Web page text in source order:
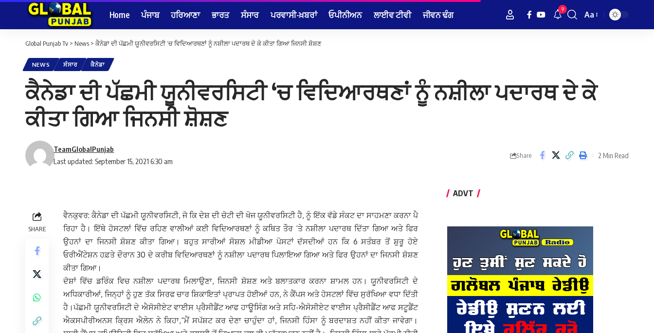
Home ਪੰਜਾਬ ਹਰਿਆਣਾ ਭਾਰਤ ਸੰਸਾਰ ਪਰਵਾਸੀ-ਖ਼ਬਰਾਂ ਓਪੀਨੀਅਨ ਲਾਈਵ ਟੀਵੀ ਜੀਵਨ ਢੰਗ 9
Font
Aa
Global Punjab Tv > News > ਕੈਨੇਡਾ ਦੀ ਪੱਛਮੀ ਯੂਨੀਵਰਸਿਟੀ ‘ਚ ਵਿਦਿਆਰਥਣਾਂ ਨੂੰ ਨਸ਼ੀਲਾ ਪਦਾਰਥ ਦੇ ਕੇ ਕੀਤਾ ਗਿਆ ਜਿਨਸੀ ਸ਼ੋਸ਼ਣ
NEWS ਸੰਸਾਰ ਕੈਨੇਡਾ
ਕੈਨੇਡਾ ਦੀ ਪੱਛਮੀ ਯੂਨੀਵਰਸਿਟੀ ‘ਚ ਵਿਦਿਆਰਥਣਾਂ ਨੂੰ ਨਸ਼ੀਲਾ ਪਦਾਰਥ ਦੇ ਕੇ
ਕੀਤਾ ਗਿਆ ਜਿਨਸੀ ਸ਼ੋਸ਼ਣ
Last updated: September 15, 2021 6:30 am
TeamGlobalPunjab
Share 2 Min Read
SHARE
ਵੈਨਕੁਵਰ: ਕੈਨੇਡਾ ਦੀ ਪੱਛਮੀ ਯੂਨੀਵਰਸਿਟੀ, ਜੋ ਕਿ ਦੇਸ਼ ਦੀ ਚੋਟੀ ਦੀ ਖੋਜ ਯੂਨੀਵਰਸਿਟੀ ਹੈ, ਨੂੰ ਇੱਕ ਵੱਡੇ ਸੰਕਟ ਦਾ ਸਾਹਮਣਾ ਕਰਨਾ ਪੈ
ਰਿਹਾ ਹੈ। ਇੱਥੇ ਹੋਸਟਲਾਂ ਵਿੱਚ ਰਹਿਣ ਵਾਲੀਆਂ ਕਈ ਵਿਦਿਆਰਥਣਾਂ ਨੂੰ ਕਥਿਤ ਤੌਰ ‘ਤੇ ਨਸ਼ੀਲਾ ਪਦਾਰਥ ਦਿੱਤਾ ਗਿਆ ਅਤੇ ਫਿਰ
ਉਹਨਾਂ ਦਾ ਜਿਨਸੀ ਸ਼ੋਸ਼ਣ ਕੀਤਾ ਗਿਆ। ਬਹੁਤ ਸਾਰੀਆਂ ਸੋਸ਼ਲ ਮੀਡੀਆ ਪੋਸਟਾਂ ਦੱਸਦੀਆਂ ਹਨ ਕਿ 6 ਸਤੰਬਰ ਤੋਂ ਸ਼ੁਰੂ ਹੋਏ
ਓਰੀਐਂਟੇਸ਼ਨ ਹਫ਼ਤੇ ਦੌਰਾਨ 30 ਦੇ ਕਰੀਬ ਵਿਦਿਆਰਥਣਾਂ ਨੂੰ ਨਸ਼ੀਲਾ ਪਦਾਰਥ ਪਿਲਾਇਆ ਗਿਆ ਅਤੇ ਫਿਰ ਉਹਨਾਂ ਦਾ ਜਿਨਸੀ ਸ਼ੋਸ਼ਣ
ਕੀਤਾ ਗਿਆ।
ਦੋਸ਼ਾਂ ਵਿੱਚ ਡਰਿੰਕ ਵਿਚ ਨਸ਼ੀਲਾ ਪਦਾਰਥ ਮਿਲਾਉਣਾ, ਜਿਨਸੀ ਸ਼ੋਸ਼ਣ ਅਤੇ ਬਲਾਤਕਾਰ ਕਰਨਾ ਸ਼ਾਮਲ ਹਨ। ਯੂਨੀਵਰਸਿਟੀ ਦੇ
ਅਧਿਕਾਰੀਆਂ, ਜਿਨ੍ਹਾਂ ਨੂੰ ਹੁਣ ਤੱਕ ਸਿਰਫ ਚਾਰ ਸ਼ਿਕਾਇਤਾਂ ਪ੍ਰਾਪਤ ਹੋਈਆਂ ਹਨ, ਨੇ ਕੈਂਪਸ ਅਤੇ ਹੋਸਟਲਾਂ ਵਿੱਚ ਸੁਰੱਖਿਆ ਵਧਾ ਦਿੱਤੀ
ਹੈ।ਪੱਛਮੀ ਯੂਨੀਵਰਸਿਟੀ ਦੇ ਐਸੋਸੀਏਟ ਵਾਈਸ ਪ੍ਰੈਸੀਡੈਂਟ ਆਫ ਹਾਊਸਿੰਗ ਅਤੇ ਸਹਿ-ਐਸੋਸੀਏਟ ਵਾਈਸ ਪ੍ਰੈਸੀਡੈਂਟ ਆਫ ਸਟੂਡੈਂਟ
ਐਕਸਪੀਰੀਅਨਸ ਕ੍ਰਿਸ ਐਲੇਨ ਨੇ ਕਿਹਾ,“ਮੈਂ ਸਪੱਸ਼ਟ ਕਰ ਦੇਣਾ ਚਾਹੁੰਦਾ ਹਾਂ, ਜਿਨਸੀ ਹਿੰਸਾ ਨੂੰ ਬਰਦਾਸ਼ਤ ਨਹੀਂ ਕੀਤਾ ਜਾਵੇਗਾ।
ADVT